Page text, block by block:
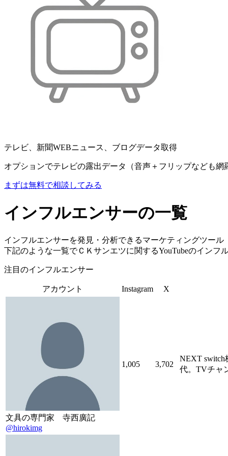
テレビ、新聞WEBニュース、ブログデータ取得
オプションでテレビの露出データ（音声＋フリップなども
まずは無料で相談してみる
インフルエンサーの一覧
インフルエンサーを発見・分析できるマーケティングツール
下記のような一覧でＣＫサンエツに関するYouTubeのインフ
注目のインフルエンサー
アカウント Instagram X
文具の専門家 寺西廣記
@hirokimg
1,005 3,702
NEXT
代。TVチャ